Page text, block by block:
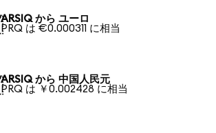
から ユーロ
PRQ は €0.000311 に相当
から 中国人民元
PRQ は ￥0.002428 に相当